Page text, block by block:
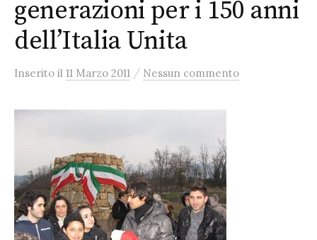
generazioni per i 150 anni
dell’Italia Unita
Inserito il 11 Marzo 2011 / Nessun commento